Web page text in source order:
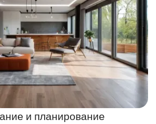
и планирование